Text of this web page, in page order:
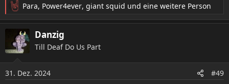
R
e
a
t
o
n
Para, Power4ever, giant squid und eine weitere Person
Danzig
Till Deaf Do Us Part
31. Dez. 2024 #49